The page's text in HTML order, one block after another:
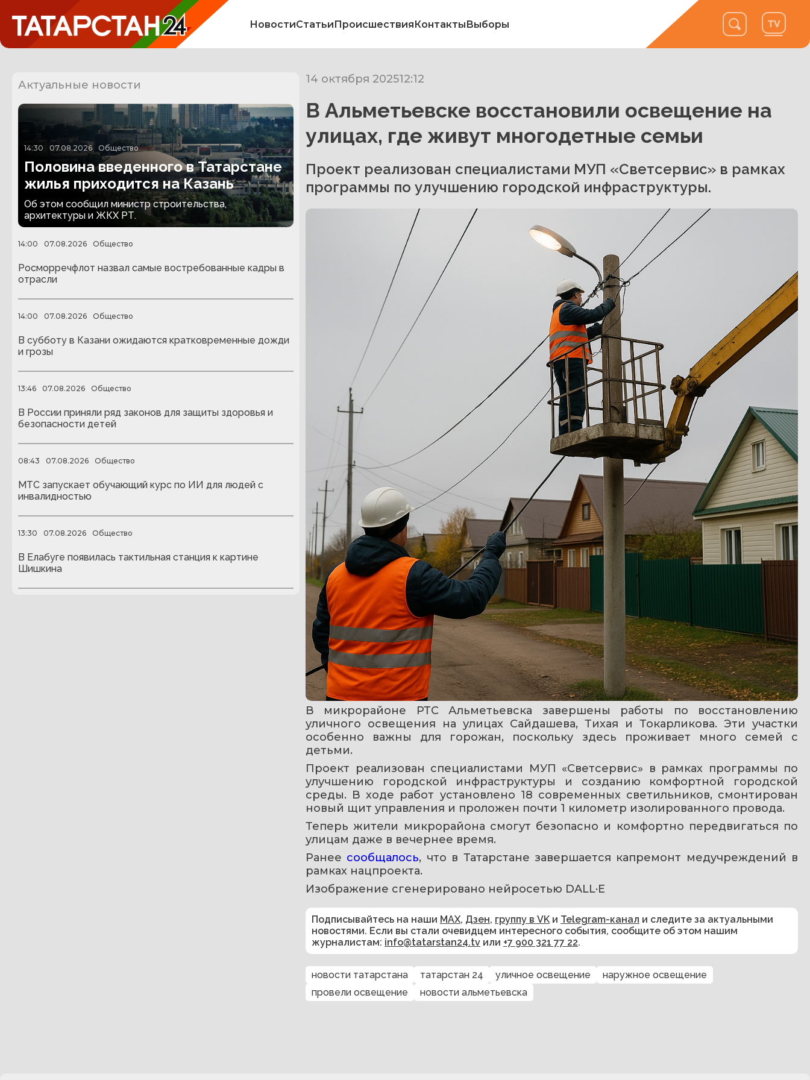
НовостиСтатьиПроисшествияКонтактыВыборы
Актуальные новости
14:30 07.08.2026 Общество
Половина введенного в Татарстане
жилья приходится на Казань
Об этом сообщил министр строительства,
архитектуры и ЖКХ РТ.
14:00 07.08.2026 Общество
Росморречфлот назвал самые востребованные кадры в
отрасли
14:00 07.08.2026 Общество
В субботу в Казани ожидаются кратковременные дожди
и грозы
13:46 07.08.2026 Общество
В России приняли ряд законов для защиты здоровья и
безопасности детей
08:43 07.08.2026 Общество
МТС запускает обучающий курс по ИИ для людей с
инвалидностью
13:30 07.08.2026 Общество
В Елабуге появилась тактильная станция к картине
Шишкина
14 октября 202512:12
В Альметьевске восстановили освещение на
улицах, где живут многодетные семьи
Проект реализован специалистами МУП «Светсервис» в рамках
программы по улучшению городской инфраструктуры.
В микрорайоне РТС Альметьевска завершены работы по восстановлению
уличного освещения на улицах Сайдашева, Тихая и Токарликова. Эти участки
особенно важны для горожан, поскольку здесь проживает много семей с
детьми.
Проект реализован специалистами МУП «Светсервис» в рамках программы по
улучшению городской инфраструктуры и созданию комфортной городской
среды. В ходе работ установлено 18 современных светильников, смонтирован
новый щит управления и проложен почти 1 километр изолированного провода.
Теперь жители микрорайона смогут безопасно и комфортно передвигаться по
улицам даже в вечернее время.
Ранее сообщалось, что в Татарстане завершается капремонт медучреждений в
рамках нацпроекта.
Изображение сгенерировано нейросетью DALL·E
Подписывайтесь на наши MAX, Дзен, группу в VK и Telegram-канал и следите за актуальными
новостями. Если вы стали очевидцем интересного события, сообщите об этом нашим
журналистам: info@tatarstan24.tv или +7 900 321 77 22.
новости татарстана татарстан 24 уличное освещение
наружное освещение
провели освещение
новости альметьевска